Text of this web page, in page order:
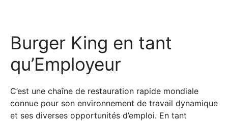
Burger King en tant
qu’Employeur
C’est une chaîne de restauration rapide mondiale
connue pour son environnement de travail dynamique
et ses diverses opportunités d’emploi. En tant